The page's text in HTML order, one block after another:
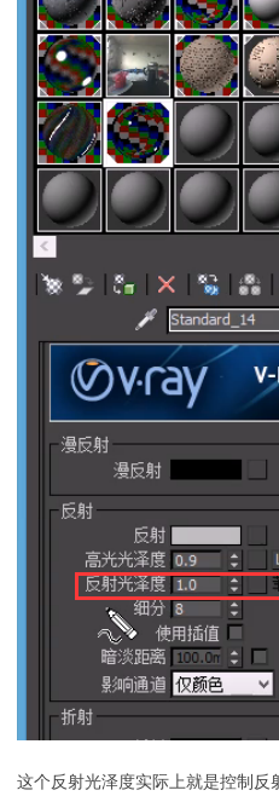
这个反射光泽度实际上就是控制反